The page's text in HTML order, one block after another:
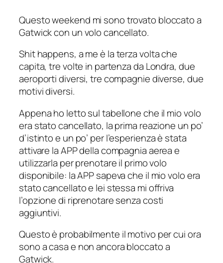
Questo weekend mi sono trovato bloccato a
Gatwick con un volo cancellato.
Shit happens, a me è la terza volta che
capita, tre volte in partenza da Londra, due
aeroporti diversi, tre compagnie diverse, due
motivi diversi.
Appena ho letto sul tabellone che il mio volo
era stato cancellato, la prima reazione un po’
d’istinto e un po’ per l’esperienza è stata
attivare la APP della compagnia aerea e
utilizzarla per prenotare il primo volo
disponibile: la APP sapeva che il mio volo era
stato cancellato e lei stessa mi offriva
l’opzione di riprenotare senza costi
aggiuntivi.
Questo è probabilmente il motivo per cui ora
sono a casa e non ancora bloccato a
Gatwick.